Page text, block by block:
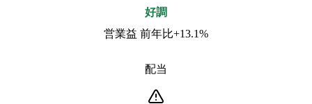
好調
営業益 前年比+13.1%
配当